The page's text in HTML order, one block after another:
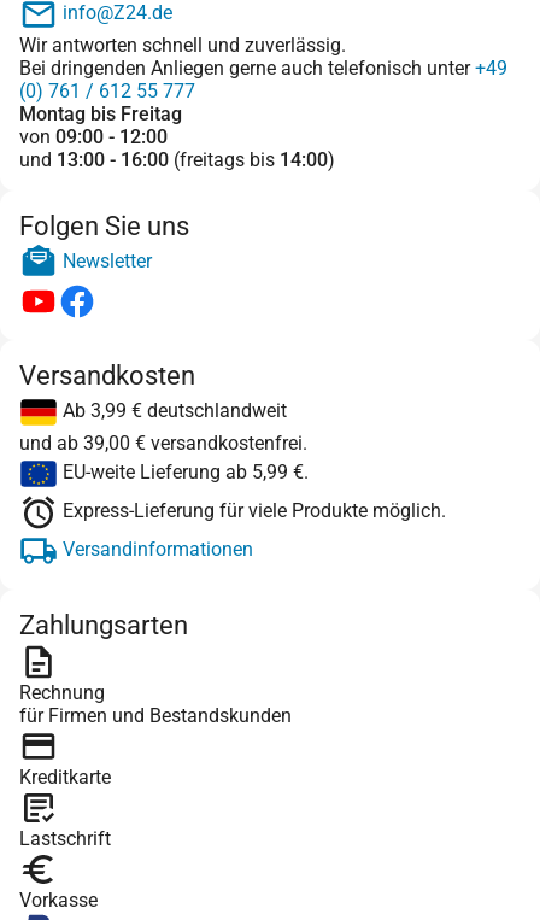
info@Z24.de
Wir antworten schnell und zuverlässig.
Bei dringenden Anliegen gerne auch telefonisch unter+49
(0) 761 / 612 55 777
Montag bis Freitag
von 09:00 - 12:00
und 13:00 - 16:00 (freitags bis 14:00)
Folgen Sie uns
Newsletter
Versandkosten
Ab 3,99 € deutschlandweit
und ab 39,00 € versandkostenfrei.
EU-weite Lieferung ab 5,99 €.
Express-Lieferung für viele Produkte möglich.
Versandinformationen
Zahlungsarten
Rechnung
für Firmen und Bestandskunden
Kreditkarte
Lastschrift
Vorkasse